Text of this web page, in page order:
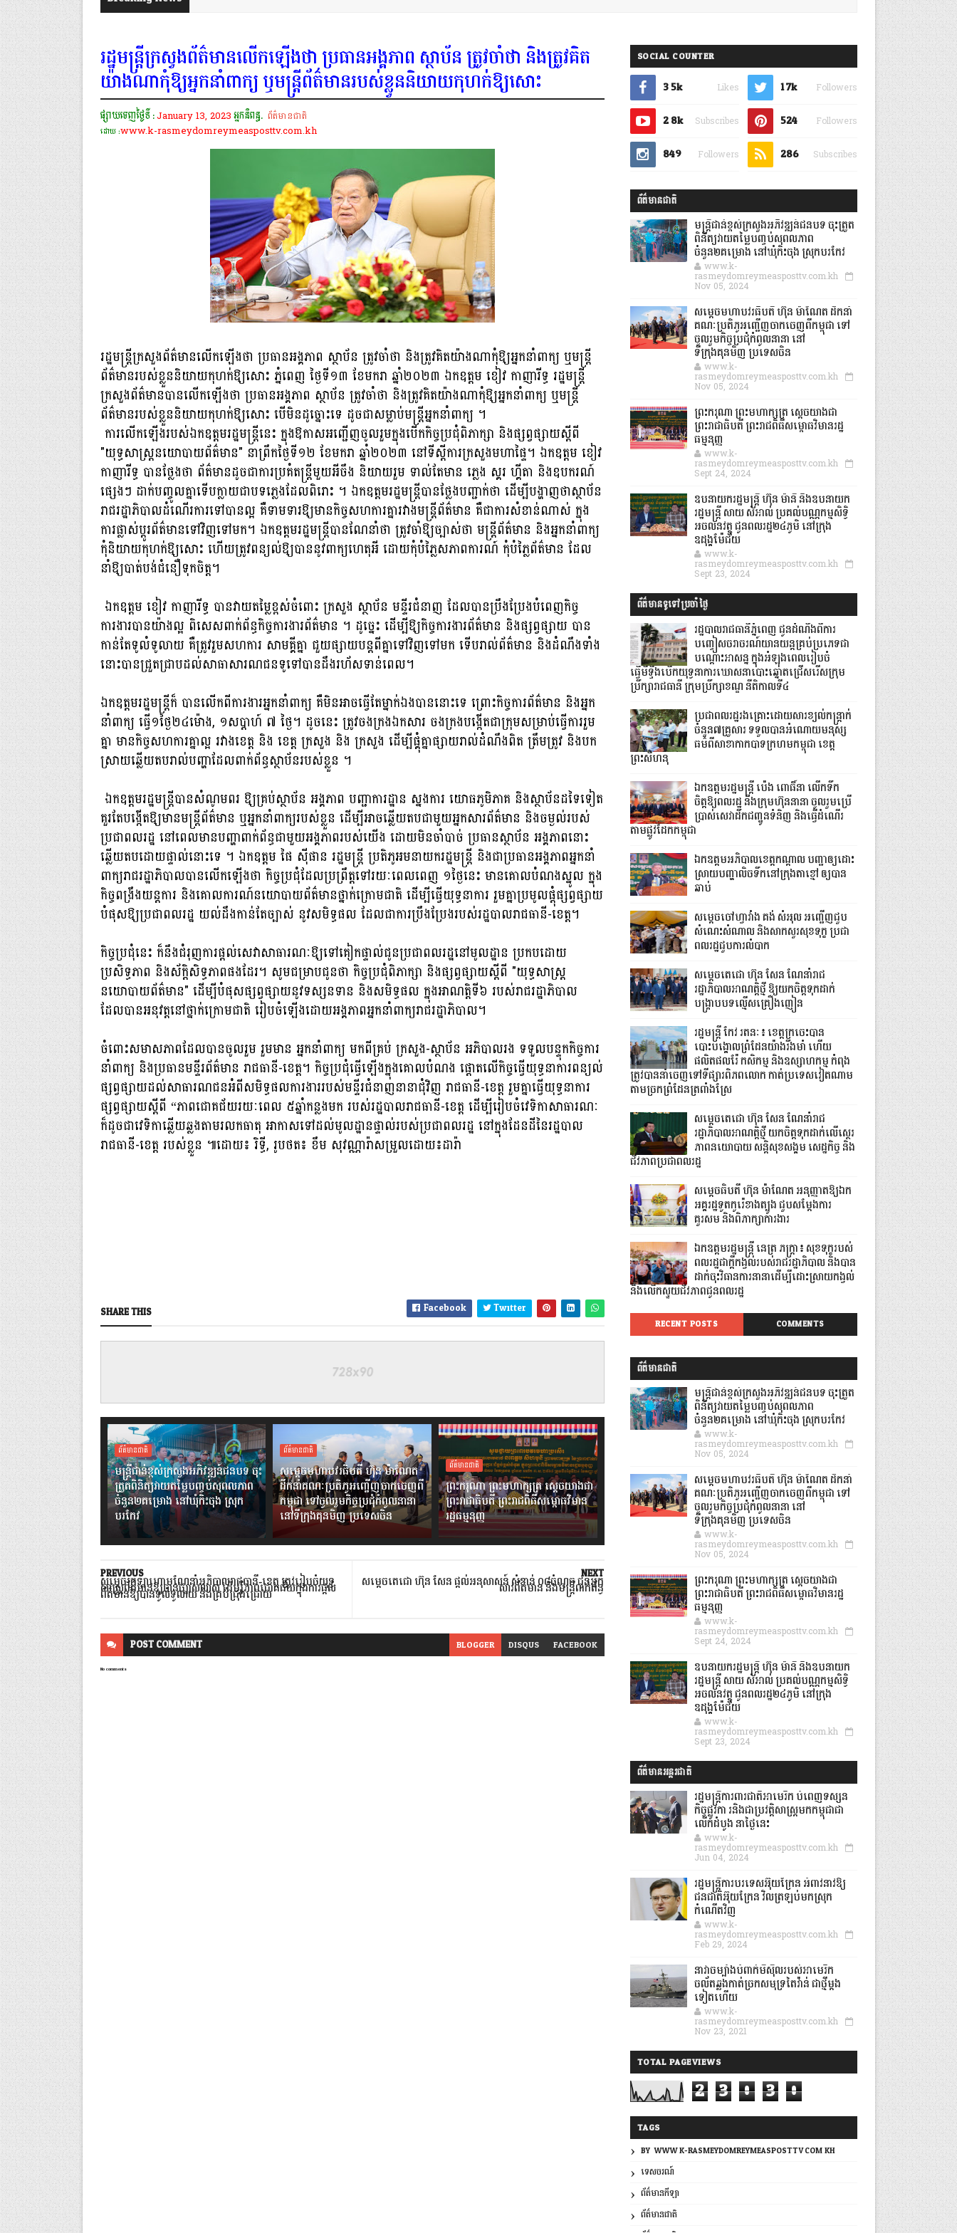
រដ្ឋមន្ត្រីក្រសួងព័ត៌មានលើកឡើងថា ប្រធានអង្គភាព ស្ថាប័ន ត្រូវចាំថា និងត្រូវគិត​
យ៉ាង​ណា​កុំ​​ឱ្យអ្នក​នាំពាក្យ ឬមន្ត្រីព័ត៌មានរបស់ខ្លួននិយាយកុហក់ឱ្យសោះ
ផ្សាយចេញថ្ងៃទី :January 13, 2023អ្នកនិពន្ធ. ព័ត៌មានជាតិ
ដោយ :www.k-rasmeydomreymeasposttv.com.kh
រដ្ឋមន្ត្រីក្រសួងព័ត៌មានលើកឡើងថា ប្រធានអង្គភាព ស្ថាប័ន ត្រូវចាំថា និងត្រូវគិត​យ៉ាង​ណា​កុំ​​ឱ្យអ្នក​នាំពាក្យ ឬមន្ត្រី
ព័ត៌មានរបស់ខ្លួននិយាយកុហក់ឱ្យសោះ ភ្នំពេញ ថ្ងៃទី១៣ ខែមករា ឆ្នាំ២០២៣ ឯកឧត្តម ខៀវ កាញារីទ្ធ រដ្ឋមន្ត្រី
ក្រសួងព័ត៌មានបានលើកឡើងថា ប្រធានអង្គភាព ស្ថាប័ន ត្រូវចាំថា និងត្រូវគិតយ៉ាងណាកុំ​ឱ្យអ្នក​នាំពាក្យ ឬមន្រ្តី
ព័ត៌មានរបស់ខ្លួននិយាយ​កុហក់​ឱ្យសោះ បើមិនដូច្នោះទេ ដូចជាសម្លាប់​មន្ត្រី​អ្នកនាំពាក្យ ។
ការលើកឡើងរបស់ឯកឧត្ដម​រដ្ឋ​មន្រ្ដីនេះ ក្នុងឱកាសអញ្ជើញចូលរួមក្នុងបើកកិច្ចប្រជុំពិភាក្សា និងផ្សព្វផ្សាយស្តីពី
"យុទ្ធ​សាស្ត្រនយោបាយព័ត៌មាន" នាព្រឹកថ្ងៃទី១២ ខែមករា ឆ្នាំ២០២៣ នៅទីស្តីការក្រសួង​មហាផ្ទៃ។ ឯកឧត្តម ខៀវ
កាញារីទ្ធ បានថ្លែងថា ព័ត៌មានដូចជាការប្រគំតន្ត្រីមួយអីចឹង និយាយ​​រួម ទាល់​តែមាន ភេ្លង ស្គរ ហ្គីតា និងឧបករណ៍
ផ្សេងៗ ដាក់បញ្ចូលគ្នាទើបក្លាយ​ជាបទភ្លេង​ដែល​ពិរោះ ។ ឯកឧត្ដមរដ្ឋមន្រ្ដីបានថ្លែងបញ្ជាក់ថា ដើម្បីបង្ហាញថាស្ថាប័ន
រាជ​រដ្ឋា​ភិបាលដំណើរ​ការទៅបានល្អ គឺទាមទារឱ្យ​មាន​កិច្ចសហការគ្នារវាងមន្រ្តីព័ត៌មាន គឺជា​ការសំខាន់ណាស់ ក្នុង
ការផ្លាស់ប្តូរព័ត៌មានទៅវិញទៅ​មក។ ឯកឧត្ដមរដ្ឋមន្រ្ដីបានណែ​នាំ​ថា ត្រូវចាំឱ្យ​ច្បាស់​ថា មន្ត្រីព័ត៌មាន និងអ្នកនាំពាក្យ
កុំនិយាយកុហក់ឱ្យ​សោះ ហើយ​ត្រូវ​ពន្យល់ឱ្យបាន​នូវ​ពាក្យ​ហេតុអី ដោយកុំបំភ្លៃសភាពការណ៍ កុំបំភ្លៃព័ត៌មាន ដែល​
នាំឱ្យ​បាត់​បង់ជំនឿទុកចិត្ត។
ឯកឧត្តម ខៀវ កាញារីទ្ធ បានវាយតម្លៃខ្ពស់ចំពោះ ក្រសួង ស្ថាប័ន មន្ទីរជំនាញ ដែល​បានប្រឹងប្រែងបំពេញកិច្ច
ការងារបានយ៉ាងល្អ ពិសេសពាក់​ព័ន្ធ​កិច្ចការងារព័ត៌មាន ។ ដូច្នេះ ដើម្បីឱ្យកិច្ចការងារព័ត៌មាន និងផ្សព្វផ្សាយ បាន
កាន់​តែ​ទូលំ​ទូលាយ គឺត្រូវរួម​សហ​ការ សាមគ្គីគ្នា ជួយផ្សាយបន្តពីគ្នាទៅវិញទៅមក ទើបរាល់​ព័ត៌មាន និងដំណឹងទាំង​
នោះ​បានជ្រួតជ្រាបដល់សាធាសារណជនទូទៅបានដឹងរហ័សទាន់ពេល។
ឯកឧត្តមរដ្ឋមន្រ្ដីក៏ បានលើកពីការងារអ្នកនាំពាក្យ គឺមិនអាចធ្វើតែម្នាក់ឯងបាននោះទេ ព្រោះ​កិច្ច​ការ​ព័ត៌មាន និងអ្នក
នាំពាក្យ ធ្វើ១ថ្ងៃ២៤ម៉ោង, ១សប្តាហ៍ ៧ ថ្ងៃ។ ដូចនេះ ត្រូវចងក្រង​ឯកសារ ចងក្រង​បង្កើតជាក្រុមសម្រាប់ធ្វើការរួម
គ្នា មានកិច្ចសហការគ្នាល្អ រវាងខេត្ត និង ខេត្ត ក្រសួង និង ក្រសួង ដើម្បីផ្គុំគ្នាផ្សាយរាល់ដំណឹងពិត ត្រឹមត្រូវ និងបក
ស្រាយ​ឆ្លើយ​តបរាល់បញ្ហាដែល​ពាក់ព័ន្ធស្ថាប័នរបស់ខ្លួន ។
ឯកឧត្តមរដ្ឋមន្រ្ដីបានសំណូមពរ ឱ្យគ្រប់ស្ថាប័ន អង្គភាព បញ្ជាការដ្ឋាន ស្នងការ យោធ​ភូមិភាគ និងស្ថាប័នដទៃទៀត
គួរតែបង្កើត​ឱ្យមានមន្រ្តីព័ត៌មាន ឬអ្នកនាំពាក្យរបស់​ខ្លួន ដើម្បីអាចឆ្លើយតប​ជាមួយអ្នក​សារ​ព័ត៌មាន និងចម្ងល់របស់
ប្រជាពលរដ្ឋ នៅពេល​មាន​បញ្ហាពាក់ព័ន្ធជាមួយអង្គភាពរបស់យើង ដោយមិនចាំបាច់ ប្រធានស្ថាប័ន អង្គភាពនោះ
ឆ្លើយតបដោយផ្ទាល់នោះទេ ។ ឯកឧត្តម ផៃ ស៊ីផាន រដ្ឋមន្ត្រី ប្រតិភូអមនាយករដ្ឋមន្ត្រី និងជាប្រធានអង្គភាពអ្នក​នាំ
ពាក្យ​រាជរដ្ឋាភិបាលបានលើកឡើងថា កិច្ចប្រជុំដែលប្រព្រឹត្តទៅរយៈពេលពេញ ១ថ្ងៃ​នេះ មានគោលបំណងស្នូល ក្នុង
កិច្ចពង្រឹងយន្តការ និងគោលការណ៍​នយោបាយព័ត៌​មាន​ថ្នាក់ក្រោមជាតិ ដើម្បីធ្វើយុទ្ធនាការ រួមគ្នាប្រមូលផ្ដុំផ្សព្វផ្សាយ
បំផុសឱ្យប្រជាពលរដ្ឋ យល់​ដឹងកាន់តែច្បាស់ នូវសមិទ្ធផល ដែលជាការប្រឹងប្រែងរបស់រដ្ឋបាលរាជធានី-ខេត្ត។
កិច្ច​ប្រជុំនេះ ក៏នឹងជំរុញការផ្តល់សេវាសាធារណៈឱ្យទៅគៀកផ្ទាល់ជូនប្រជា​ពលរដ្ឋនៅ​មូល​ដ្ឋាន ប្រកបដោយ
ប្រសិទ្ធភាព និងស័ក្តិសិទ្ធភាពផងដែរ។ សូមជម្រាបជូនថា កិច្ចប្រជុំពិភាក្សា និងផ្សព្វផ្សាយស្តីពី "យុទ្ធសាស្ត្រ
នយោបាយ​ព័ត៌មាន" ដើម្បីបំផុសផ្សព្វផ្សាយនូវទស្សនទាន និងសមិទ្ធផល ក្នុងអាណត្តិទី៦ របស់រាជ​រដ្ឋាភិបាល
ដែលបានអនុវត្តនៅថ្នាក់ក្រោមជាតិ រៀបចំឡើងដោយអង្គភាពអ្នកនាំពាក្យរាជ​រដ្ឋាភិបាល។
ចំពោះសមាសភាពដែលបានចូលរួម រួមមាន អ្នកនាំពាក្យ មកពីគ្រប់ ក្រសួង-ស្ថាប័ន អភិបាលរង ទទួលបន្ទុកកិច្ចការ
នាំពាក្យ និងប្រធានមន្ទីរព័ត៌មាន រាជ​ធានី-ខេត្ត។ កិច្ចប្រជុំធ្វើឡើងក្នុងគោលបំណង ផ្តោតលើកិច្ចធ្វើយុទ្ធនាការពន្យល់
ផ្សព្វ​ផ្សាយ​ដល់សាធារណជនអំពីសមិទ្ធផលការងាររបស់មន្ទីរជំនាញនានាជុំវិញ រាជធានី-ខេត្ត រួមគ្នាធ្វើយុទ្ធនាការ
ផ្សព្វផ្សាយស្តីពី “ភាពជោគជ័យរយៈពេល ៥ឆ្នាំកន្លងមក របស់រដ្ឋបាល​រាជធានី-ខេត្ត ដើម្បីរៀបចំវេទិកាសាធារណៈ
ក៏ដូចជាវេទិកាឆ្លើយឆ្លងតាមរលកធាតុ អាកាស​​ទៅដល់មូលដ្ឋានផ្ទាល់របស់ប្រជាពលរដ្ឋ នៅក្នុងដែនដីនៃរដ្ឋបាល
រាជធានី-ខេត្ត របស់ខ្លួន ៕ដោយ៖ រិទ្ធី, រូបថត៖ ខឹម សុវណ្ណារ៉ាសម្រួលដោយ៖ដារ៉ា
SHARE THIS Facebook Twitter
ព័ត៌មានជាតិ
មន្ត្រីជាន់ខ្ពស់ក្រសួងអភិវឌ្ឍន៍ជនបទ ចុះ
ត្រួតពិនិត្យវាយតម្លៃបញ្ចប់សុពលភាព
ចំនួន២គម្រោង នៅឃុំកិះចុង ស្រុក
បរកែវ
ព័ត៌មានជាតិ
សម្តេចមហាបវរធិបតី ហ៊ុន ម៉ាណែត
ដឹកនាំគណៈប្រតិភូអញ្ជើញចាកចេញពី
កម្ពុជា ទៅចូលរួមកិច្ចប្រជុំកំពូលនានា
នៅទីក្រុងគុនមិញ ប្រទេសចិន
ព័ត៌មានជាតិ
ព្រះករុណា ព្រះមហាក្សត្រ ស្តេចយាងជា
ព្រះរាជាធិបតី ព្រះរាជពិធីសម្ពោធវិមាន
រដ្ឋធម្មនុញ្ញ
NEXT
សម្តេចតេជោ ហ៊ុន សែន ផ្ដល់អនុសាសន៍ សំខាន់ ០៨ចំណុច ជូនអ្នក
សារព័ត៌មាន និងមន្ត្រីពាក់ព័ន្ធ
PREVIOUS
សម្តេចក្រឡាហោមណែនាំអភិបាលរាជធានី-ខេត្ត ត្រូវរៀបចំយុទ្ធ
សាស្ត្រព័ត៌មានឱ្យបានច្បាស់លាស់ ដើម្បីភាពជោគជ័យក្នុងការផ្តល់
ព័ត៌មានឱ្យបានទូលំទូលាយ និងគ្រប់ជ្រុងជ្រោយ
POSTCOMMENT BLOGGER DISQUS FACEBOOK
No comments
SOCIAL COUNTER
3.5k Likes 1.7k Followers
2.8k Subscribes 524 Followers
849 Followers 286 Subscribes
ព័ត៌មានជាតិ
មន្ត្រីជាន់ខ្ពស់ក្រសួងអភិវឌ្ឍន៍ជនបទ ចុះត្រួត
ពិនិត្យវាយតម្លៃបញ្ចប់សុពលភាព
ចំនួន២គម្រោង នៅឃុំកិះចុង ស្រុកបរកែវ
www.k-
rasmeydomreymeasposttv.com.kh
Nov 05, 2024
សម្តេចមហាបវរធិបតី ហ៊ុន ម៉ាណែត ដឹកនាំ
គណៈប្រតិភូអញ្ជើញចាកចេញពីកម្ពុជា ទៅ
ចូលរួមកិច្ចប្រជុំកំពូលនានា នៅ
ទីក្រុងគុនមិញ ប្រទេសចិន
www.k-
rasmeydomreymeasposttv.com.kh
Nov 05, 2024
ព្រះករុណា ព្រះមហាក្សត្រ ស្តេចយាងជា
ព្រះរាជាធិបតី ព្រះរាជពិធីសម្ពោធវិមានរដ្ឋ
ធម្មនុញ្ញ
www.k-
rasmeydomreymeasposttv.com.kh
Sept 24, 2024
ឧបនាយករដ្ឋមន្ដ្រី ហ៊ុន ម៉ានី និងឧបនាយក
រដ្ឋមន្ដ្រី សាយ សំអាល់ ប្រគល់បណ្ណកម្មសិទ្ធិ
អចលនវត្ថុ ជូនពលរដ្ឋ២៤ភូមិ នៅក្រុង
ឧដុង្គម៉ែជ័យ
www.k-
rasmeydomreymeasposttv.com.kh
Sept 23, 2024
ព័ត៌មានទូទៅប្រចាំថ្ងៃ
រដ្ឋបាលរាជធានីភ្នំពេញ ជូនដំណឹងពីការ
បញ្ចៀសចរាចរណ៍យានយន្តគ្រប់ប្រភេទជា
បណ្តោះអាសន្ន ក្នុងអំឡុងពេលរៀបចំ
ធ្វើមីទ្ទីងបើកយុទ្ធនាការឃោសនាបោះឆ្នោតជ្រើសរើសក្រុម
ប្រឹក្សារាជធានី ក្រុមប្រឹក្សាខណ្ឌ នីតិកាលទី៤
ប្រជាពលរដ្ឋរងគ្រោះដោយសារខ្យល់កន្ត្រាក់
ចំនួន៧គ្រួសារ ទទួលបានអំណោយមនុស្ស
ធម៌ពីសាខាកាកបាទក្រហមកម្ពុជា ខេត្ត
ព្រះសីហនុ
ឯកឧត្តមរដ្ឋមន្ត្រី ប៉េង ពោធិ៍នា លើកទឹក
ចិត្តឱ្យពលរដ្ឋ និងក្រុមហ៊ុននានា ចូលរួមប្រើ
ប្រាស់សេវាដឹកជញ្ជូនទំនិញ និងធ្វើដំណើរ
តាមផ្លូវដែកកម្ពុជា
ឯកឧត្តមអភិបាលខេត្តកណ្ដាល បញ្ជាឲ្យដោះ
ស្រាយបញ្ហាលិចទឹកនៅក្រុងតាខ្មៅ ឲ្យបាន
ឆាប់
សម្តេចចៅហ្វាវាំង គង់ សំអុល អញ្ជើញជួប
សំណេះសំណាល និងសាកសួរសុខទុក្ខ ប្រជា
ពលរដ្ឋជួបការលំបាក
សម្តេចតេជោ ហ៊ុន សែន ណែនាំរាជ
រដ្ឋាភិបាលអាណត្តិថ្មី ឱ្យយកចិត្តទុកដាក់
បង្ក្រាបបទល្មើសគ្រឿងញៀន
រដ្ឋមន្ត្រី កែវ រតនៈ៖ ខេត្តក្រចេះបាន
បោះបង្គោលព្រំដែនយ៉ាងរឹងមាំ ហើយ
ផលិតផលរ៉ែ កសិកម្ម និងឧស្សាហកម្ម កំពុង
ត្រូវបាននាំចេញទៅទីផ្សារពិភពលោក កាត់ប្រទេសវៀតណាម
តាមច្រកព្រំដែនត្រពាំងស្រែ
សម្តេចតេជោ ហ៊ុន សែន ណែនាំរាជ
រដ្ឋាភិបាលអាណត្តិថ្មី យកចិត្តទុកដាក់លើស្ថេរ
ភាពនយោបាយ សន្តិសុខសង្គម សេដ្ឋកិច្ច និង
ជីវភាពប្រជាពលរដ្ឋ
សម្តេចធិបតី ហ៊ុន ម៉ាណែត អនុញ្ញាតឱ្យឯក
អគ្គរដ្ឋទូតកូរ៉េខាងត្បូង ជួបសម្តែងការ
គួរសម និងពិភាក្សាការងារ
ឯកឧត្តមរដ្ឋមន្ត្រី នេត្រ ភក្ត្រា៖ សុខទុក្ខរបស់
ពលរដ្ឋជាក្តីកង្វល់របស់រាជរដ្ឋាភិបាល និងបាន
ដាក់ចុះវិធានការនានាដើម្បីដោះស្រាយកង្វល់
និងលើកស្ទួយជីវភាពជូនពលរដ្ឋ
RECENT POSTS COMMENTS
ព័ត៌មានជាតិ
មន្ត្រីជាន់ខ្ពស់ក្រសួងអភិវឌ្ឍន៍ជនបទ ចុះត្រួត
ពិនិត្យវាយតម្លៃបញ្ចប់សុពលភាព
ចំនួន២គម្រោង នៅឃុំកិះចុង ស្រុកបរកែវ
www.k-
rasmeydomreymeasposttv.com.kh
Nov 05, 2024
សម្តេចមហាបវរធិបតី ហ៊ុន ម៉ាណែត ដឹកនាំ
គណៈប្រតិភូអញ្ជើញចាកចេញពីកម្ពុជា ទៅ
ចូលរួមកិច្ចប្រជុំកំពូលនានា នៅ
ទីក្រុងគុនមិញ ប្រទេសចិន
www.k-
rasmeydomreymeasposttv.com.kh
Nov 05, 2024
ព្រះករុណា ព្រះមហាក្សត្រ ស្តេចយាងជា
ព្រះរាជាធិបតី ព្រះរាជពិធីសម្ពោធវិមានរដ្ឋ
ធម្មនុញ្ញ
www.k-
rasmeydomreymeasposttv.com.kh
Sept 24, 2024
ឧបនាយករដ្ឋមន្ដ្រី ហ៊ុន ម៉ានី និងឧបនាយក
រដ្ឋមន្ដ្រី សាយ សំអាល់ ប្រគល់បណ្ណកម្មសិទ្ធិ
អចលនវត្ថុ ជូនពលរដ្ឋ២៤ភូមិ នៅក្រុង
ឧដុង្គម៉ែជ័យ
www.k-
rasmeydomreymeasposttv.com.kh
Sept 23, 2024
ព័ត៌មានអន្តរជាតិ
រដ្ឋមន្រ្តីការពារជាតិអាមេរិក បំពេញទស្សន
កិច្ចផ្លូវកា រនិងជាប្រវត្តិសាស្រ្តមកកម្ពុជាជា
លើកដំបូង នាថ្ងៃនេះ
www.k-
rasmeydomreymeasposttv.com.kh
Jun 04, 2024
រដ្ឋមន្ត្រីការបរទេសអ៊ុយក្រែន អំពាវនាវឱ្យ
ជនជាតិអ៊ុយក្រែន វិលត្រឡប់មកស្រុក
កំណើតវិញ
www.k-
rasmeydomreymeasposttv.com.kh
Feb 29, 2024
នាវាចម្បាំងបំពាក់មីស៊ីលរបស់អាមេរិក
ចល័តឆ្លងកាត់ច្រកសមុទ្រតៃវ៉ាន់ ជាថ្មីម្តង
ទៀតហើយ
www.k-
rasmeydomreymeasposttv.com.kh
Nov 23, 2021
TOTAL PAGEVIEWS
2 3 0 3 0
TAGS
BY: WWW.K-RASMEYDOMREYMEASPOSTTV.COM.KH
ទេសចរណ៍
ព័ត៌មានកីឡា
ព័ត៌មានជាតិ